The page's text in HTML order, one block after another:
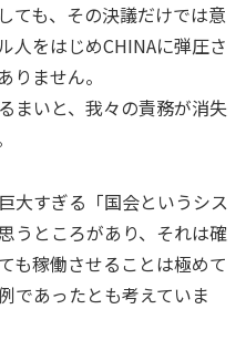
ても、その決議だけでは意
人をはじめCHINAに弾圧さ
りません。
まいと、我々の責務が消失
大すぎる「国会というシス
うところがあり、それは確
も稼働させることは極めて
であったとも考えていま